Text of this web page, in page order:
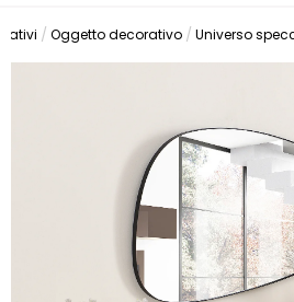
Oggetto decorativo Universo